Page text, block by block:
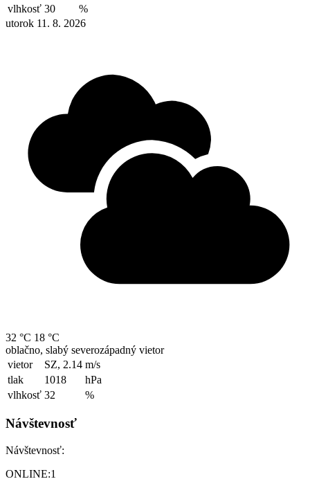
vlhkosť 30
%
utorok 11. 8. 2026
32 °C 18 °C
oblačno, slabý severozápadný vietor
vietor
SZ, 2.14 m/s
tlak
1018
hPa
vlhkosť 32 %
Návštevnosť
Návštevnosť:
ONLINE:1